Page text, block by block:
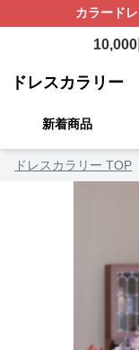
カラード
10,000
ドレスカラリー
新着商品
ドレスカラリー TOP